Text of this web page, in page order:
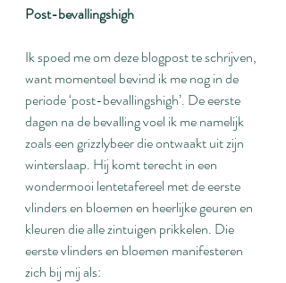
Post-bevallingshigh
Ik spoed me om deze blogpost te schrijven,
want momenteel bevind ik me nog in de
periode ‘post-bevallingshigh’. De eerste
dagen na de bevalling voel ik me namelijk
zoals een grizzlybeer die ontwaakt uit zijn
winterslaap. Hij komt terecht in een
wondermooi lentetafereel met de eerste
vlinders en bloemen en heerlijke geuren en
kleuren die alle zintuigen prikkelen. Die
eerste vlinders en bloemen manifesteren
zich bij mij als: